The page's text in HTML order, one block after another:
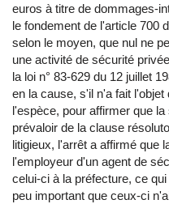
euros à titre de dommages-
le fondement de l'article 700
selon le moyen, que nul ne
une activité de sécurité
la loi n° 83-629 du 12 juillet
en la cause, s'il n'a fait
l'espèce, pour affirmer que
prévaloir de la clause
litigieux, l'arrêt a affirmé que
l'employeur d'un agent de
celui-ci à la préfecture, ce
peu important que ceux-ci